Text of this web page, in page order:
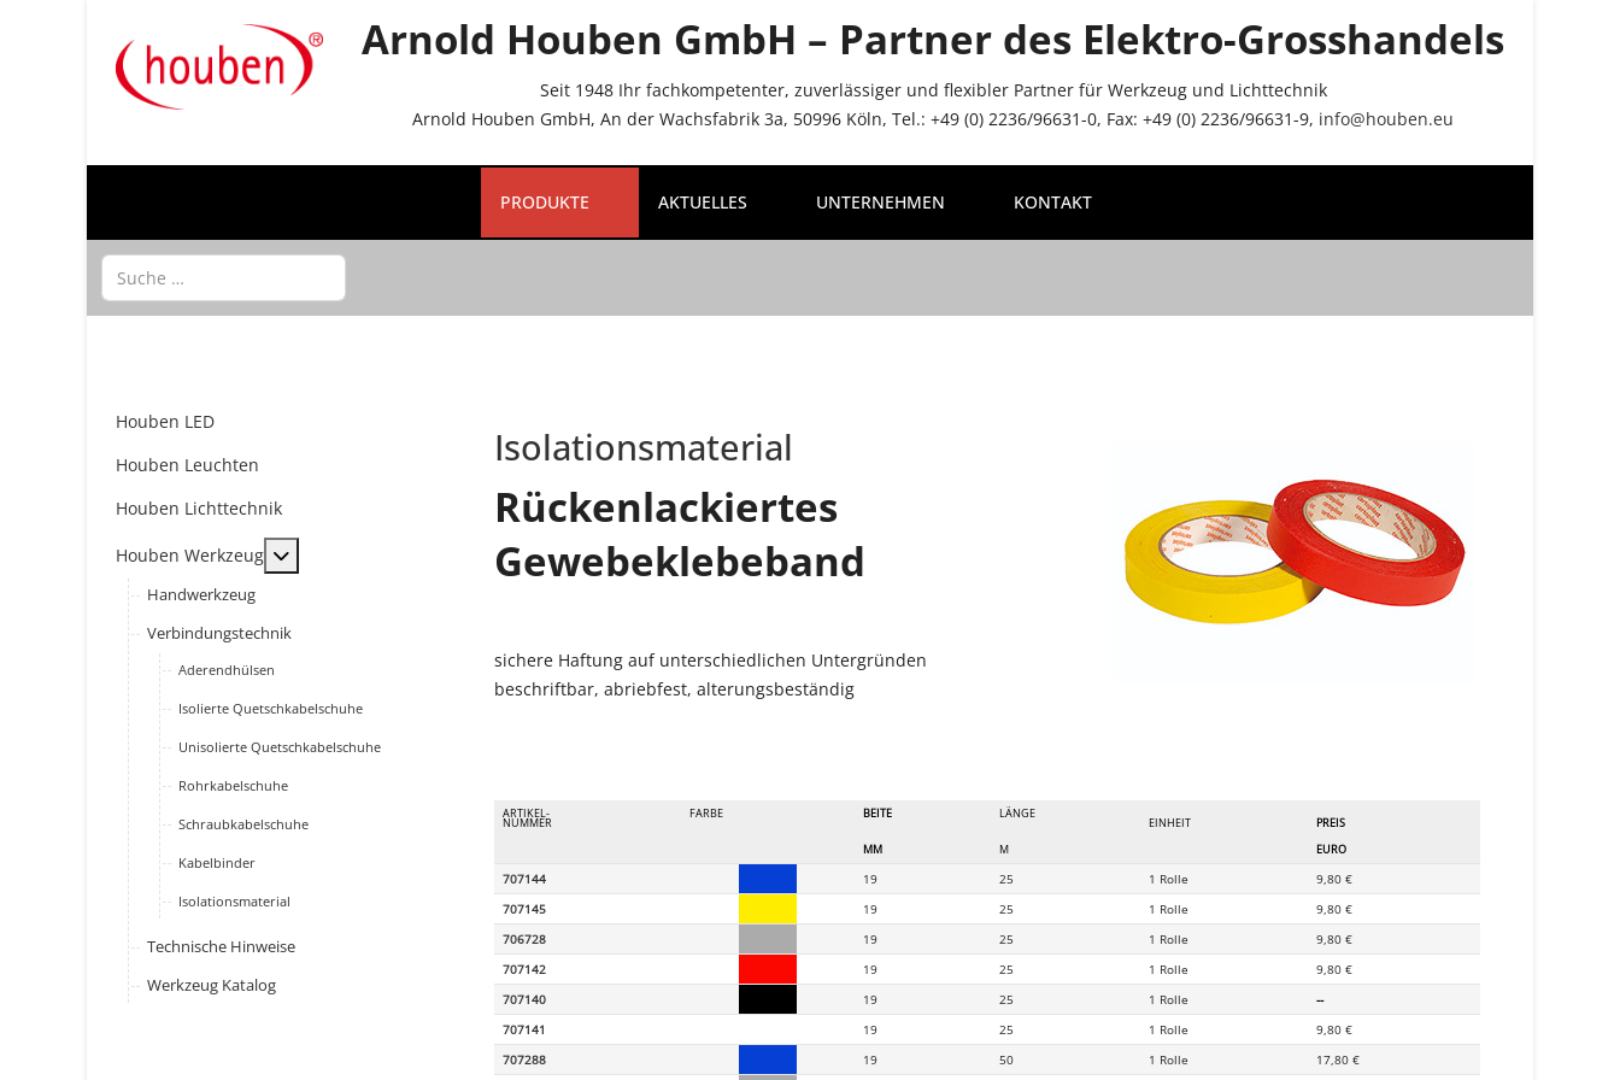
Arnold Houben GmbH – Partner des Elektro-Grosshandels
Seit 1948 Ihr fachkompetenter, zuverlässiger und flexibler Partner für Werkzeug und Lichttechnik
Arnold Houben GmbH, An der Wachsfabrik 3a, 50996 Köln, Tel.: +49 (0) 2236/96631-0, Fax: +49 (0) 2236/96631-9, info@houben.eu
PRODUKTE AKTUELLES UNTERNEHMEN KONTAKT
Suchen
Houben LED
Houben Leuchten
Houben Lichttechnik
Houben Werkzeug MOD_MENU_TOGGLE_SUBMENU_LABEL
Handwerkzeug
Verbindungstechnik
Aderendhülsen
Isolierte Quetschkabelschuhe
Unisolierte Quetschkabelschuhe
Rohrkabelschuhe
Schraubkabelschuhe
Kabelbinder
Isolationsmaterial
Technische Hinweise
Werkzeug Katalog
Isolationsmaterial
Rückenlackiertes
Gewebeklebeband
sichere Haftung auf unterschiedlichen Untergründen
beschriftbar, abriebfest, alterungsbeständig
ARTIKEL-
NUMMER
FARBE BEITE LÄNGE
EINHEIT
PREIS
MM
M EURO
707144 19 25 1 Rolle
9,80 €
707145
19 25 1 Rolle
9,80 €
706728
19 25 1 Rolle
9,80 €
707142
19 25 1 Rolle
9,80 €
707140
19 25 1 Rolle
--
707141
19 25 1 Rolle
9,80 €
707288
19 50 1 Rolle
17,80 €